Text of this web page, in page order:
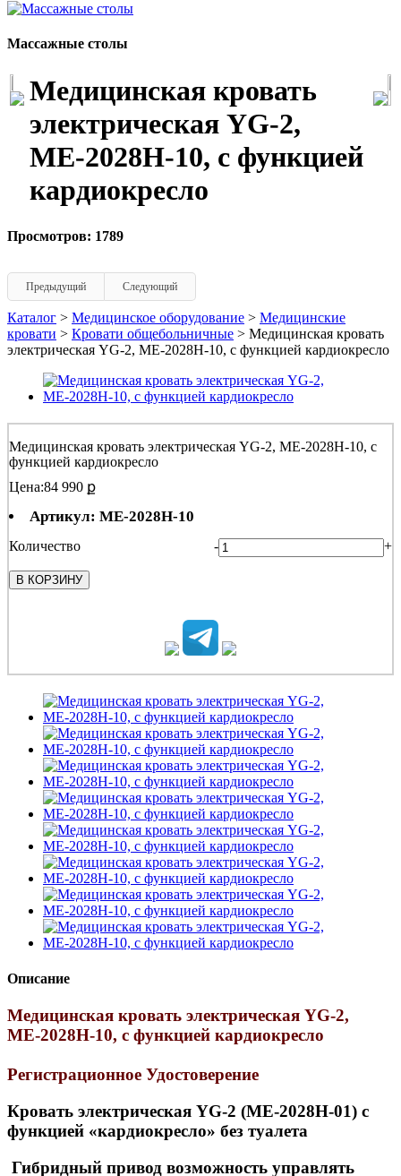
Массажные столы
Медицинская кровать
электрическая YG-2,
МЕ-2028Н-10, c функцией
кардиокресло
Просмотров: 1789
Предыдущий Следующий
Каталог > Медицинское оборудование > Медицинские
кровати > Кровати общебольничные > Медицинская кровать
электрическая YG-2, МЕ-2028Н-10, c функцией кардиокресло
Медицинская кровать электрическая YG-2, МЕ-2028Н-10, c
функцией кардиокресло
Цена:84 990 ք
Артикул: МЕ-2028Н-10
Количество - +
В КОРЗИНУ
Описание
Медицинская кровать электрическая YG-2,
МЕ-2028Н-10, c функцией кардиокресло
Регистрационное Удостоверение
Кровать электрическая YG-2 (МЕ-2028Н-01) c
функцией «кардиокресло» без туалета
Гибридный привод возможность управлять